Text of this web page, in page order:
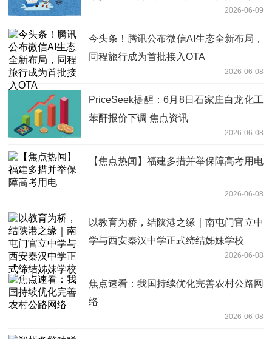
2026-06-09
今头条！腾讯公布微信AI生态全新布局，
同程旅行成为首批接入OTA
2026-06-08
PriceSeek提醒：6月8日石家庄白龙化工
苯酐报价下调 焦点资讯
2026-06-08
【焦点热闻】福建多措并举保障高考用电
2026-06-08
以教育为桥，结陕港之缘｜南屯门官立中
学与西安秦汉中学正式缔结姊妹学校
2026-06-08
焦点速看：我国持续优化完善农村公路网
络
2026-06-08